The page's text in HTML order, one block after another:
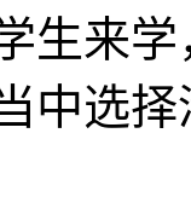
生来
中选